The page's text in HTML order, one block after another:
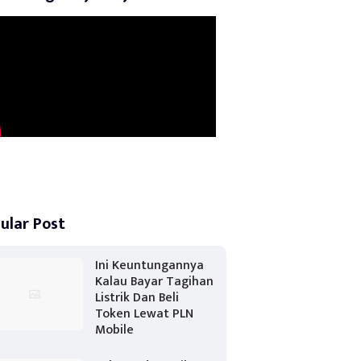
Post
Ini Keuntungannya
Kalau Bayar Tagihan
Listrik Dan Beli
Token Lewat PLN
Mobile